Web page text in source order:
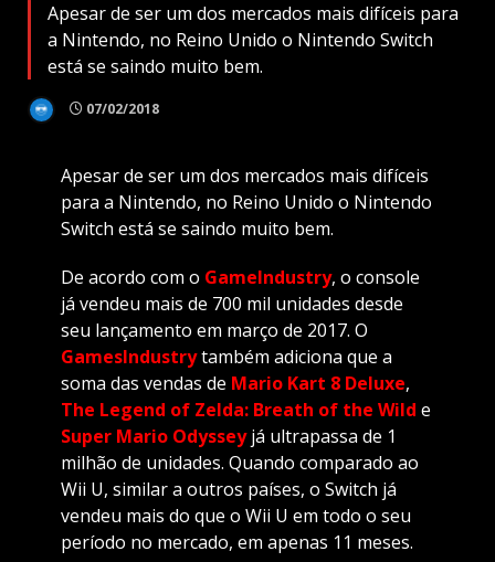
Apesar de ser um dos mercados mais difíceis para
a Nintendo, no Reino Unido o Nintendo Switch
está se saindo muito bem.
07/02/2018
Apesar de ser um dos mercados mais difíceis
para a Nintendo, no Reino Unido o Nintendo
Switch está se saindo muito bem.
De acordo com o GameIndustry, o console
já vendeu mais de 700 mil unidades desde
seu lançamento em março de 2017. O
GamesIndustrytambém adiciona que a
soma das vendas de Mario Kart 8 Deluxe,
The Legend of Zelda: Breath of the Wild e
Super Mario Odysseyjá ultrapassa de 1
milhão de unidades. Quando comparado ao
Wii U, similar a outros países, o Switch já
vendeu mais do que o Wii U em todo o seu
período no mercado, em apenas 11 meses.